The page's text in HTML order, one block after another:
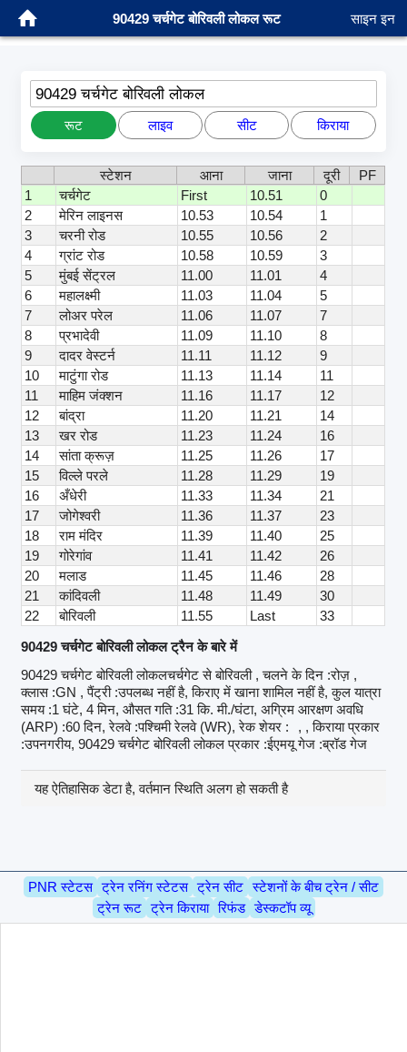
90429 चर्चगेट बोरिवली लोकल रूट साइन इन
90429 चर्चगेट बोरिवली लोकल
रूट लाइव सीट किराया
स्टेशन आना जाना दूरी
PF
1
चर्चगेट First 10.51
0
2
मेरिन लाइनस 10.53 10.54
1
3
चरनी रोड 10.55 10.56
2
4
ग्रांट रोड 10.58 10.59
3
5
मुंबई सेंट्रल 11.00 11.01
4
6
महालक्ष्मी 11.03 11.04
5
7
लोअर परेल 11.06 11.07
7
8
प्रभादेवी 11.09 11.10
8
9
दादर वेस्टर्न 11.11 11.12
9
10
माटुंगा रोड 11.13 11.14
11
11
माहिम जंक्शन 11.16 11.17
12
12
बांद्रा 11.20 11.21
14
13
खर रोड 11.23 11.24
16
14
सांता क्रूज़ 11.25 11.26
17
15
विल्ले परले 11.28 11.29
19
16
अँधेरी 11.33 11.34
21
17
जोगेश्वरी 11.36 11.37
23
18
राम मंदिर 11.39 11.40
25
19
गोरेगांव 11.41 11.42
26
20
मलाड 11.45 11.46
28
21
कांदिवली 11.48 11.49
30
22
बोरिवली 11.55 Last
33
90429 चर्चगेट बोरिवली लोकल ट्रैन के बारे में
90429 चर्चगेट बोरिवली लोकलचर्चगेट से बोरिवली , चलने के दिन :रोज़ ,
क्लास :GN , पैंट्री :उपलब्ध नहीं है, किराए में खाना शामिल नहीं है, कुल यात्रा
समय :1 घंटे, 4 मिन, औसत गति :31 कि. मी./घंटा, अग्रिम आरक्षण अवधि
(ARP) :60 दिन, रेलवे :पश्चिमी रेलवे (WR), रेक शेयर :
, , किराया प्रकार
:उपनगरीय, 90429 चर्चगेट बोरिवली लोकल प्रकार :ईएमयू गेज :ब्रॉड गेज
यह ऐतिहासिक डेटा है, वर्तमान स्थिति अलग हो सकती है
PNR स्टेटस ट्रेन रनिंग स्टेटस ट्रेन सीट स्टेशनों के बीच ट्रेन / सीट
ट्रेन रूट ट्रेन किराया रिफंड डेस्कटॉप व्यू